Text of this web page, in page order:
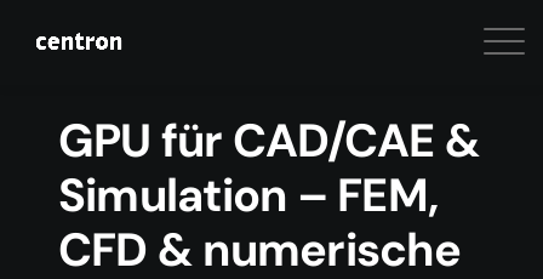
GPU für CAD/CAE &
Simulation – FEM,
CFD & numerische